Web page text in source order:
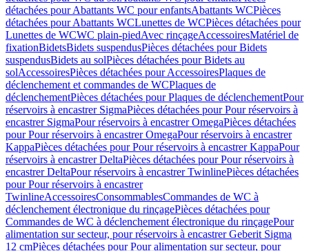
détachées pour Abattants WC pour enfantsAbattants WCPièces
détachées pour Abattants WCLunettes de WCPièces détachées pour
Lunettes de WCWC plain-piedAvec rinçageAccessoiresMatériel de
fixationBidetsBidets suspendusPièces détachées pour Bidets
suspendusBidets au solPièces détachées pour Bidets au
solAccessoiresPièces détachées pour AccessoiresPlaques de
déclenchement et commandes de WCPlaques de
déclenchementPièces détachées pour Plaques de déclenchementPour
réservoirs à encastrer SigmaPièces détachées pour Pour réservoirs à
encastrer SigmaPour réservoirs à encastrer OmegaPièces détachées
pour Pour réservoirs à encastrer OmegaPour réservoirs à encastrer
KappaPièces détachées pour Pour réservoirs à encastrer KappaPour
réservoirs à encastrer DeltaPièces détachées pour Pour réservoirs à
encastrer DeltaPour réservoirs à encastrer TwinlinePièces détachées
pour Pour réservoirs à encastrer
TwinlineAccessoiresConsommablesCommandes de WC à
déclenchement électronique du rinçagePièces détachées pour
Commandes de WC à déclenchement électronique du rinçagePour
alimentation sur secteur, pour réservoirs à encastrer Geberit Sigma
12 cmPièces détachées pour Pour alimentation sur secteur, pour